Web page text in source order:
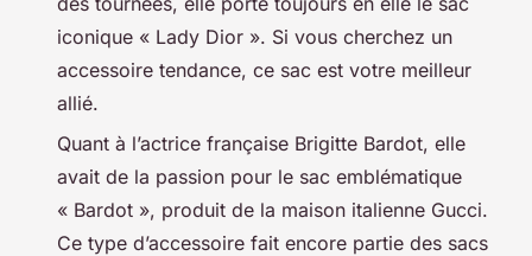
iconique « Lady Dior ». Si vous cherchez un
accessoire tendance, ce sac est votre meilleur
allié.
Quant à l’actrice française Brigitte Bardot, elle
avait de la passion pour le sac emblématique
« Bardot », produit de la maison italienne Gucci.
Ce type d’accessoire fait encore partie des sacs